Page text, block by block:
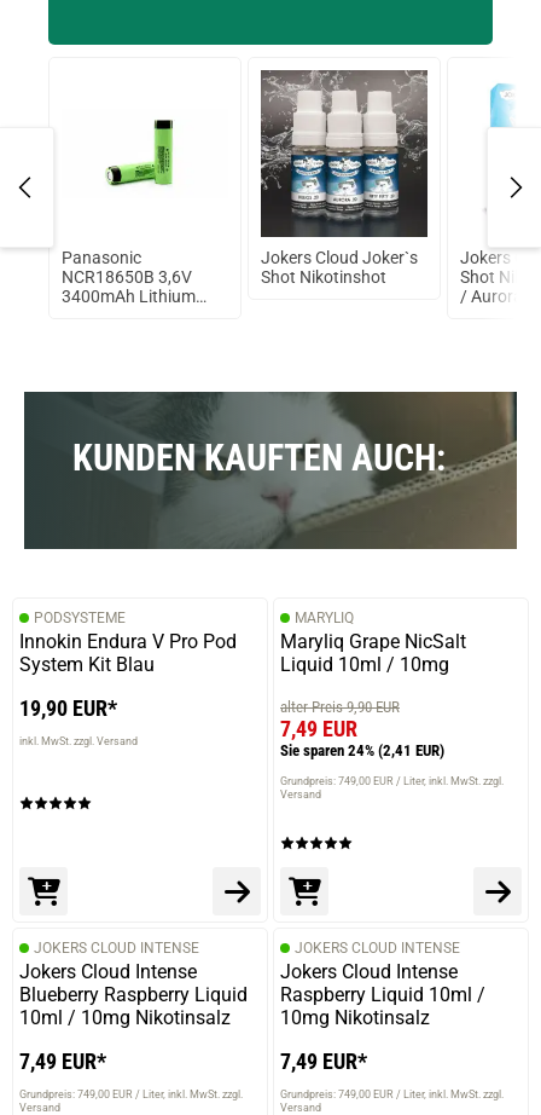
Panasonic
NCR18650B 3,6V
3400mAh Lithium
Jokers Cloud Joker`s
Shot Nikotinshot
Jokers
Shot
/ Aurora
KUNDEN KAUFTEN AUCH:
PODSYSTEME
Innokin Endura V Pro Pod
System Kit Blau
19,90 EUR*
inkl. MwSt. zzgl. Versand
MARYLIQ
Maryliq Grape NicSalt
Liquid 10ml / 10mg
alter Preis 9,90 EUR
7,49 EUR
Sie sparen 24% (2,41 EUR)
Grundpreis: 749,00 EUR / Liter inkl. MwSt. zzgl.
Versand
JOKERS CLOUD INTENSE
Jokers Cloud Intense
Blueberry Raspberry Liquid
10ml / 10mg Nikotinsalz
7,49 EUR*
Grundpreis: 749,00 EUR / Liter inkl. MwSt. zzgl.
Versand
JOKERS CLOUD INTENSE
Jokers Cloud Intense
Raspberry Liquid 10ml /
10mg Nikotinsalz
7,49 EUR*
Grundpreis: 749,00 EUR / Liter inkl. MwSt. zzgl.
Versand